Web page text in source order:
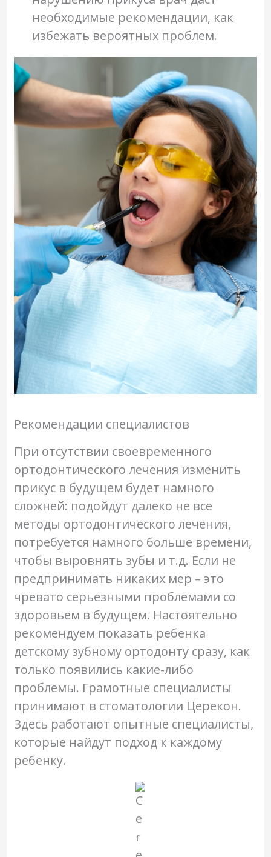
необходимые рекомендации, как
избежать вероятных проблем.
Рекомендации специалистов
При отсутствии своевременного
ортодонтического лечения изменить
прикус в будущем будет намного
сложней: подойдут далеко не все
методы ортодонтического лечения,
потребуется намного больше времени,
чтобы выровнять зубы и т.д. Если не
предпринимать никаких мер – это
чревато серьезными проблемами со
здоровьем в будущем. Настоятельно
рекомендуем показать ребенка
детскому зубному ортодонту сразу, как
только появились какие-либо
проблемы. Грамотные специалисты
принимают в стоматологии Церекон.
Здесь работают опытные специалисты,
которые найдут подход к каждому
ребенку.